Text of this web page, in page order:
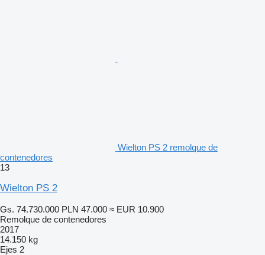
Wielton PS 2 remolque de
contenedores
13
Wielton PS 2
Gs. 74.730.000 PLN 47.000 ≈ EUR 10.900
Remolque de contenedores
2017
14.150 kg
Ejes 2